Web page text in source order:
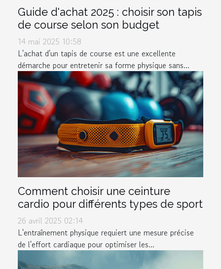
Guide d'achat 2025 : choisir son tapis
de course selon son budget
14 mai 2025 10:58
L'achat d'un tapis de course est une excellente
démarche pour entretenir sa forme physique sans...
Comment choisir une ceinture
cardio pour différents types de sport
26 avril 2025 02:14
L'entraînement physique requiert une mesure précise
de l'effort cardiaque pour optimiser les...